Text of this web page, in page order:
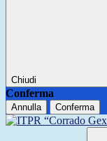
Chiudi
Conferma
Annulla Conferma